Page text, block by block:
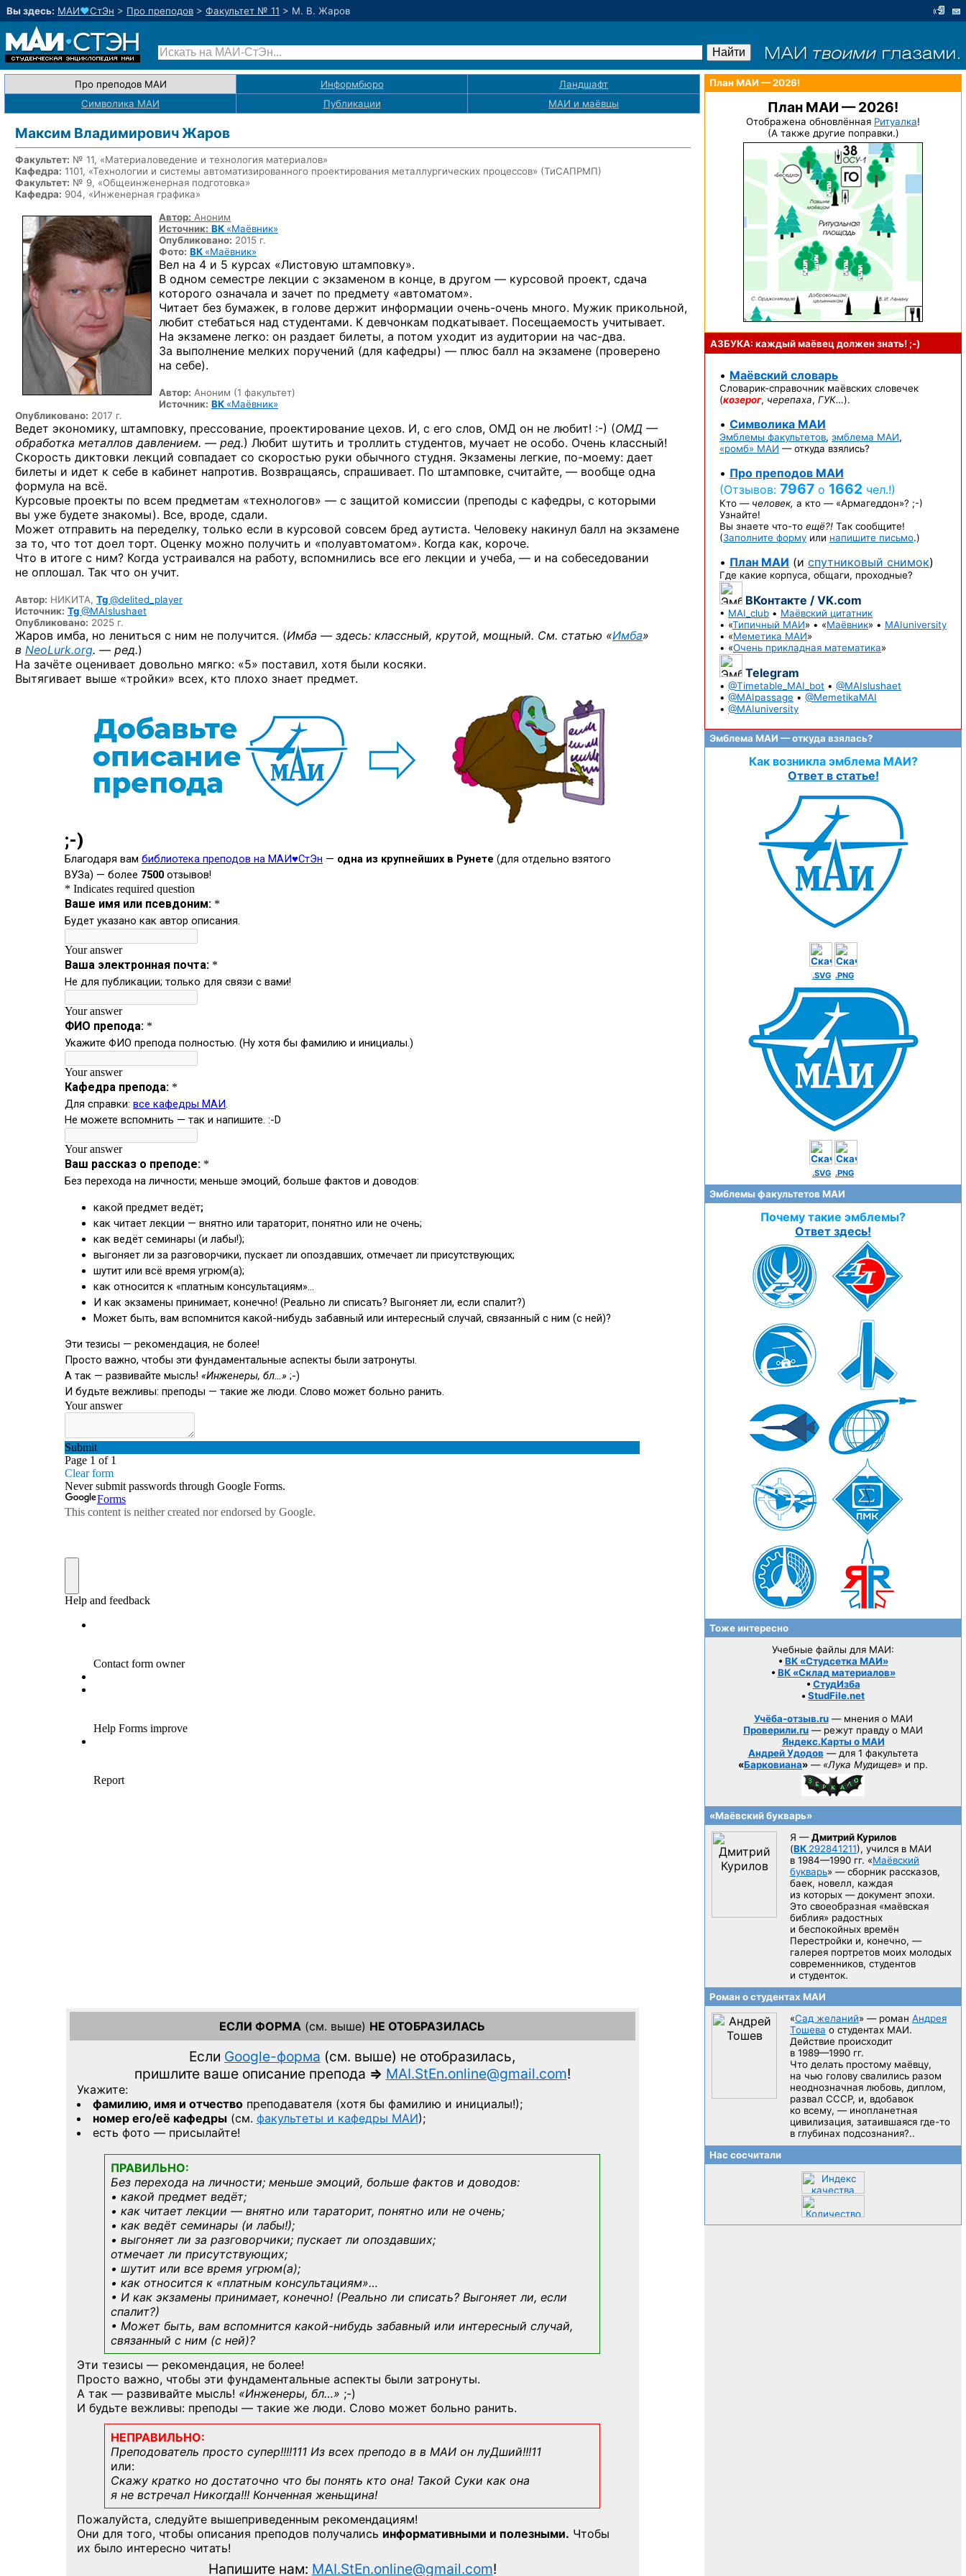
Вы здесь: МАИ♥СтЭн > Про преподов > Факультет № 11 > М. В. Жаров
Про преподов МАИ Информбюро
Ландшафт
Символика МАИ
Публикации МАИ и маёвцы
Максим Владимирович Жаров
Факультет: № 11, «Материаловедение и технология материалов»
Кафедра: 1101, «Технологии и системы автоматизированного проектирования металлургических процессов» (ТиСАПРМП)
Факультет: № 9, «Общеинженерная подготовка»
Кафедра: 904, «Инженерная графика»
Автор: Аноним
Источник: ВК «Маёвник»
Опубликовано: 2015 г.
Фото: ВК «Маёвник»
Вел на 4 и 5 курсах «Листовую штамповку».
В одном семестре лекции с экзаменом в конце, в другом — курсовой проект, сдача
которого означала и зачет по предмету «автоматом».
Читает без бумажек, в голове держит информации очень-очень много. Мужик прикольной,
любит стебаться над студентами. К девчонкам подкатывает. Посещаемость учитывает.
На экзамене легко: он раздает билеты, а потом уходит из аудитории на час-два.
За выполнение мелких поручений (для кафедры) — плюс балл на экзамене (проверено
на себе).
Автор: Аноним (1 факультет)
Источник: ВК «Маёвник»
Опубликовано: 2017 г.
Ведет экономику, штамповку, прессование, проектирование цехов. И, с его слов, ОМД он не любит! :-) (ОМД —
обработка металлов давлением. — ред.) Любит шутить и троллить студентов, мучает не особо. Очень классный!
Скорость диктовки лекций совпадает со скоростью руки обычного студня. Экзамены легкие, по-моему: дает
билеты и идет к себе в кабинет напротив. Возвращаясь, спрашивает. По штамповке, считайте, — вообще одна
формула на всё.
Курсовые проекты по всем предметам «технологов» — с защитой комиссии (преподы с кафедры, с которыми
вы уже будете знакомы). Все, вроде, сдали.
Может отправить на переделку, только если в курсовой совсем бред аутиста. Человеку накинул балл на экзамене
за то, что тот доел торт. Оценку можно получить и «полуавтоматом». Когда как, короче.
Что в итоге с ним? Когда устраивался на работу, вспомнились все его лекции и учеба, — и на собеседовании
не оплошал. Так что он учит.
Автор: НИКИТА, Tg@delited_player
Источник: Tg@MAIslushaet
Опубликовано: 2025 г.
Жаров имба, но лениться с ним не получится. (Имба — здесь: классный, крутой, мощный. См. статью «Имба»
в NeoLurk.org. — ред.)
На зачёте оценивает довольно мягко: «5» поставил, хотя были косяки.
Вытягивает выше «тройки» всех, кто плохо знает предмет.
ЕСЛИ ФОРМА (см. выше) НЕ ОТОБРАЗИЛАСЬ
Если Google-форма (см. выше) не отобразилась,
пришлите ваше описание препода => MAI.StEn.online@gmail.com!
Укажите:
фамилию, имя и отчествопреподавателя (хотя бы фамилию и инициалы!);
номер его/её кафедры(см. факультеты и кафедры МАИ);
есть фото — присылайте!
ПРАВИЛЬНО:
Без перехода на личности; меньше эмоций, больше фактов и доводов:
• какой предмет ведёт;
• как читает лекции — внятно или тараторит, понятно или не очень;
• как ведёт семинары (и лабы!);
• выгоняет ли за разговорчики; пускает ли опоздавших;
отмечает ли присутствующих;
• шутит или все время угрюм(а);
• как относится к «платным консультациям»…
• И как экзамены принимает, конечно! (Реально ли списать? Выгоняет ли, если
спалит?)
• Может быть, вам вспомнится какой-нибудь забавный или интересный случай,
связанный с ним (с ней)?
Эти тезисы — рекомендация, не более!
Просто важно, чтобы эти фундаментальные аспекты были затронуты.
А так — развивайте мысль! «Инженеры, бл…» ;-)
И будьте вежливы: преподы — такие же люди. Слово может больно ранить.
НЕПРАВИЛЬНО:
Преподователь просто супер!!!!111 Из всех преподо в в МАИ он луДший!!!11
или:
Скажу кратко но достаточно что бы понять кто она! Такой Суки как она
я не встречал Никогда!!! Конченная женьщина!
Пожалуйста, следуйте вышеприведенным рекомендациям!
Они для того, чтобы описания преподов получались информативными и полезными. Чтобы
их было интересно читать!
Напишите нам: MAI.StEn.online@gmail.com!
План МАИ — 2026!
План МАИ — 2026!
Отображена обновлённая Ритуалка!
(А также другие поправки.)
АЗБУКА: каждый маёвец должензнать! ;-)
• Маёвский словарь
Словарик-справочник маёвских словечек
(козерог, черепаха, ГУК…).
• Символика МАИ
Эмблемы факультетов, эмблема МАИ,
«ромб» МАИ — откуда взялись?
• Про преподов МАИ
(Отзывов: 7967 о 1662 чел.!)
Кто — человек, а кто — «Армагеддон»? ;-)
Узнайте!
Вы знаете что-то ещё?! Так сообщите!
(Заполните форму или напишите письмо.)
• План МАИ (и спутниковый снимок)
Где какие корпуса, общаги, проходные?
ВКонтакте / VK.com
• MAI_club • Маёвский цитатник
• «Типичный МАИ» • «Маёвник» • MAIuniversity
• «Меметика МАИ»
• «Очень прикладная математика»
Telegram
• @Timetable_MAI_bot • @MAIslushaet
• @MAIpassage • @MemetikaMAI
• @MAIuniversity
Эмблема МАИ — откуда взялась?
Как возникла эмблема МАИ?
Ответ в статье!
.SVG .PNG
.SVG .PNG
Эмблемы факультетов МАИ
Почему такие эмблемы?
Ответ здесь!
Тоже интересно
Учебные файлы для МАИ:
• ВК «Студсетка МАИ»
• ВК «Склад материалов»
• СтудИзба
• StudFile.net
Учёба-отзыв.ru— мнения о МАИ
Проверили.ru — режут правду о МАИ
Яндекс.Карты о МАИ
Андрей Удодов — для 1 факультета
«Барковиана» — «Лука Мудищев» и пр.
«Маёвский букварь»
Я —Дмитрий Курилов
(ВК 292841211), учился в МАИ
в 1984—1990 гг. «Маёвский
букварь» — сборник рассказов,
баек, новелл, каждая
из которых — документ эпохи.
Это своеобразная «маёвская
библия» радостных
и беспокойных времён
Перестройки и, конечно, —
галерея портретов моих молодых
современников, студентов
и студенток.
Роман о студентах МАИ
«Сад желаний» — роман Андрея
Тошева о студентах МАИ.
Действие происходит
в 1989—1990 гг.
Что делать простому маёвцу,
на чью голову свалились разом
неоднозначная любовь, диплом,
развал CCCP, и, вдобавок
ко всему, — инопланетная
цивилизация, затаившаяся где-то
в глубинах подсознания?..
Нас сосчитали